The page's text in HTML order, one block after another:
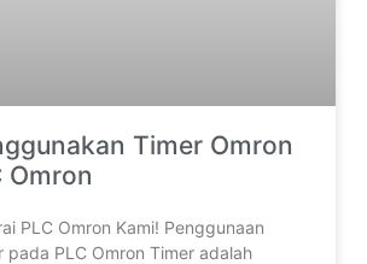
Timer Omron
Omron
PLC Omron Kami! Penggunaan
pada PLC Omron Timer adalah